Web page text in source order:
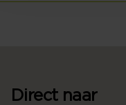
Direct naar